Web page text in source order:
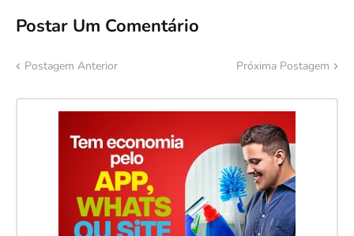
Postar Um Comentário
Postagem Anterior Próxima Postagem